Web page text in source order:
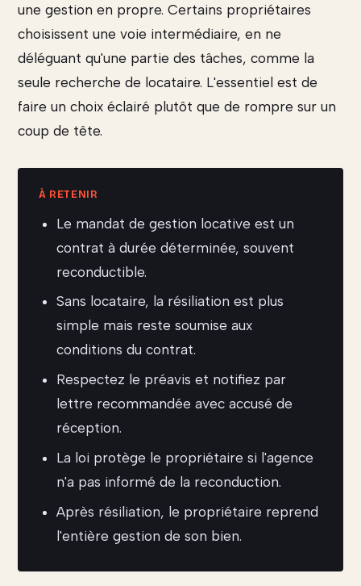
une gestion en propre. Certains propriétaires
choisissent une voie intermédiaire, en ne
déléguant qu'une partie des tâches, comme la
seule recherche de locataire. L'essentiel est de
faire un choix éclairé plutôt que de rompre sur un
coup de tête.
Le mandat de gestion locative est un
contrat à durée déterminée, souvent
reconductible.
Sans locataire, la résiliation est plus
simple mais reste soumise aux
conditions du contrat.
Respectez le préavis et notifiez par
lettre recommandée avec accusé de
réception.
La loi protège le propriétaire si l'agence
n'a pas informé de la reconduction.
Après résiliation, le propriétaire reprend
l'entière gestion de son bien.